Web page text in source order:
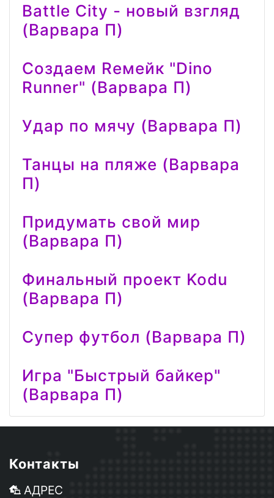
Battle City - новый взгляд
(Варвара П)
Создаем Reмейк "Dino
Runner" (Варвара П)
Удар по мячу (Варвара П)
Танцы на пляже (Варвара
П)
Придумать свой мир
(Варвара П)
Финальный проект Kodu
(Варвара П)
Супер футбол (Варвара П)
Игра "Быстрый байкер"
(Варвара П)
Контакты
АДРЕС